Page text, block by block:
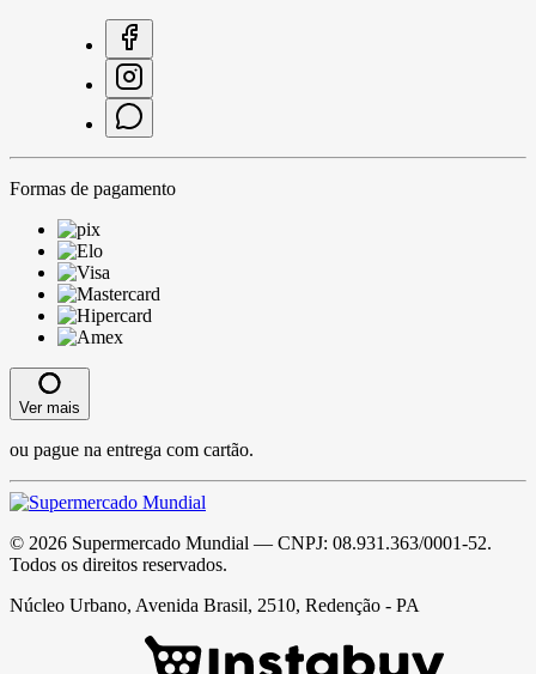
Formas de pagamento
Ver mais
ou pague na entrega com cartão.
© 2026 Supermercado Mundial — CNPJ: 08.931.363/0001-52.
Todos os direitos reservados.
Núcleo Urbano, Avenida Brasil, 2510, Redenção - PA